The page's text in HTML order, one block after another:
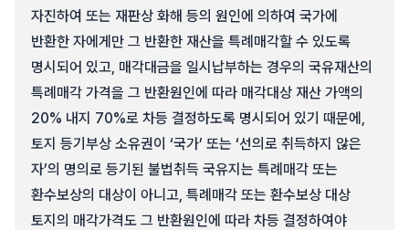
자진하여 또는 재판상 화해 등의 원인에 의하여 국가에
반환한 자에게만 그 반환한 재산을 특례매각할 수 있도록
명시되어 있고, 매각대금을 일시납부하는 경우의 국유재산의
특례매각 가격을 그 반환원인에 따라 매각대상 재산 가액의
20% 내지 70%로 차등 결정하도록 명시되어 있기 때문에,
토지 등기부상 소유권이 ‘국가’ 또는 ‘선의로 취득하지 않은
자’의 명의로 등기된 불법취득 국유지는 특례매각 또는
환수보상의 대상이 아니고, 특례매각 또는 환수보상 대상
토지의 매각가격도 그 반환원인에 따라 차등 결정하여야